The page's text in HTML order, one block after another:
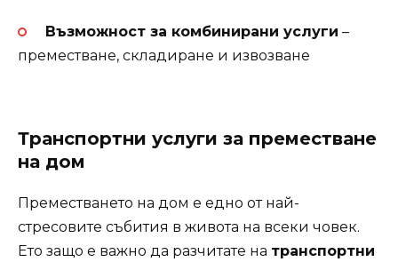
Възможност за комбинирани услуги –
преместване, складиране и извозване
Транспортни услуги за преместване
на дом
Преместването на дом е едно от най-
стресовите събития в живота на всеки човек.
Ето защо е важно да разчитате на транспортни